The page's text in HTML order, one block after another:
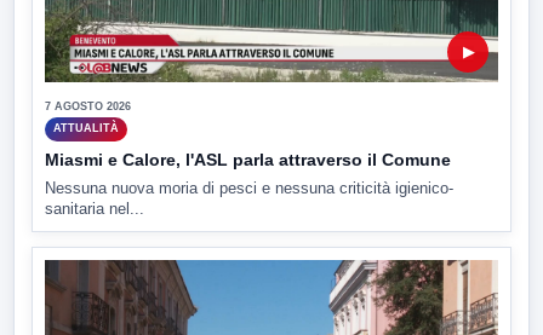
▶
7 AGOSTO 2026
ATTUALITÀ
Miasmi e Calore, l'ASL parla attraverso il Comune
Nessuna nuova moria di pesci e nessuna criticità igienico-
sanitaria nel...